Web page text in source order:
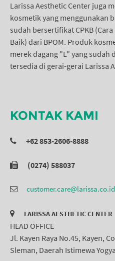
Larissa Aesthetic Center juga
kosmetik yang menggunakan
sudah bersertifikat CPKB
Baik) dari BPOM. Produk
merek dagang "L" yang sudah
tersedia di gerai-gerai Larissa
KONTAK KAMI
+62 853-2606-8888
(0274) 588037
customer.care@larissa.co.id
LARISSA AESTHETIC CENTER
HEAD OFFICE
Jl. Kayen Raya No.45, Kayen,
Sleman, Daerah Istimewa